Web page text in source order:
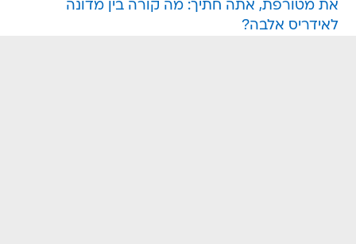
את מטורפת, אתה חתיך: מה קורה בין מדונה
לאידריס אלבה?